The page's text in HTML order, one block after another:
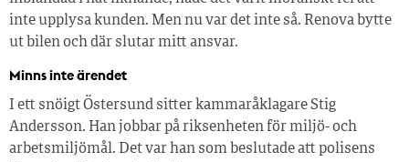
inte upplysa kunden. Men nu var det inte så. Renova bytte
ut bilen och där slutar mitt ansvar.
Minns inte ärendet
I ett snöigt Östersund sitter kammaråklagare Stig
Andersson. Han jobbar på riksenheten för miljö- och
arbetsmiljömål. Det var han som beslutade att polisens